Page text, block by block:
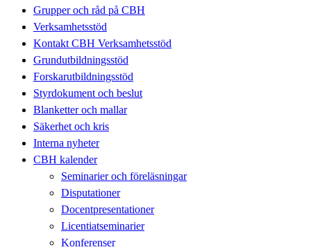
Grupper och råd på CBH
Verksamhetsstöd
Kontakt CBH Verksamhetsstöd
Grundutbildningsstöd
Forskarutbildningsstöd
Styrdokument och beslut
Blanketter och mallar
Säkerhet och kris
Interna nyheter
CBH kalender
Seminarier och föreläsningar
Disputationer
Docentpresentationer
Licentiatseminarier
Konferenser